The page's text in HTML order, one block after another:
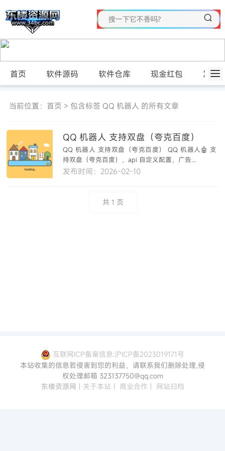
首页 软件源码 软件仓库 现金红包 发布
当前位置： 首页 > 包含标签 QQ 机器人 的所有文章
QQ 机器人 支持双盘（夸克百度）
QQ 机器人 支持双盘（夸克百度） QQ 机器人🤖 支
持双盘（夸克百度），api 自定义配置，广告...
发布时间：2026-02-10
共 1 页
互联网ICP备案信息:沪ICP备2023019171号
本站收集的信息若侵害到您的利益，请联系我们删除处理,侵
权处理邮箱 323137750@qq.com
东楼资源网 | 关于本站 | 商业合作 | 网站归档